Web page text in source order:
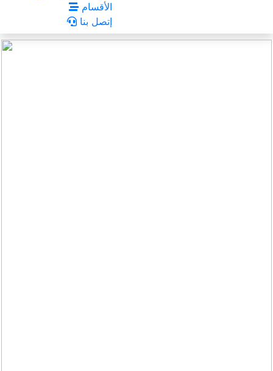
الأقسام
إتصل بنا